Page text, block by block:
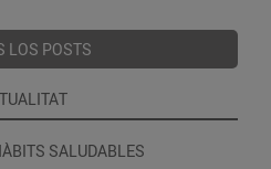
LOS POSTS
SALUDABLES